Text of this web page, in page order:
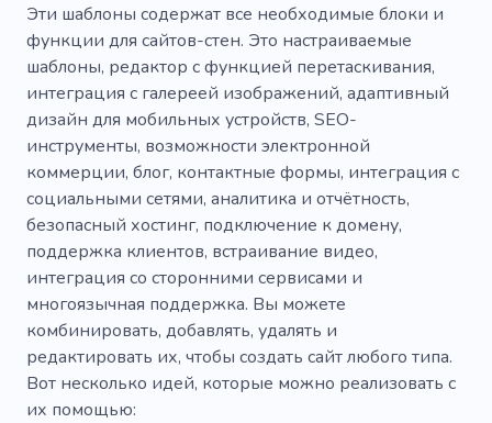
Эти шаблоны содержат все необходимые блоки и
функции для сайтов-стен. Это настраиваемые
шаблоны, редактор с функцией перетаскивания,
интеграция с галереей изображений, адаптивный
дизайн для мобильных устройств, SEO-
инструменты, возможности электронной
коммерции, блог, контактные формы, интеграция с
социальными сетями, аналитика и отчётность,
безопасный хостинг, подключение к домену,
поддержка клиентов, встраивание видео,
интеграция со сторонними сервисами и
многоязычная поддержка. Вы можете
комбинировать, добавлять, удалять и
редактировать их, чтобы создать сайт любого типа.
Вот несколько идей, которые можно реализовать с
их помощью: